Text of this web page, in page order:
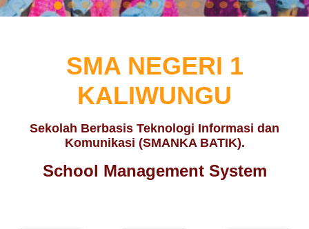
SMA NEGERI 1
KALIWUNGU
Sekolah Berbasis Teknologi Informasi dan
Komunikasi (SMANKA BATIK).
School Management System